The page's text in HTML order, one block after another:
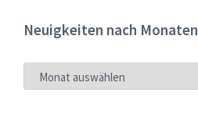
Neuigkeiten nach Monaten
NEUIGKEITEN
NACH